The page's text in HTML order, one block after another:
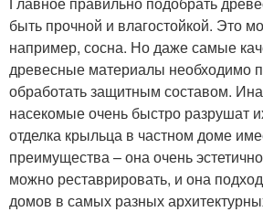
быть прочной и влагостойкой. Это
например, сосна. Но даже самые
древесные материалы необходимо
обработать защитным составом.
насекомые очень быстро разрушат
отделка крыльца в частном доме
преимущества – она очень
можно реставрировать, и она
домов в самых разных